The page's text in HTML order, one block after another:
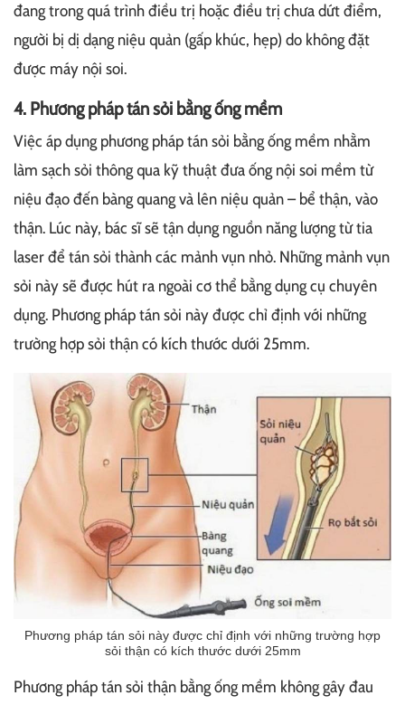
đang trong quá trình điều trị hoặc điều trị chưa dứt điểm,
người bị dị dạng niệu quản (gấp khúc, hẹp) do không đặt
được máy nội soi.
4. Phương pháp tán sỏi bằng ống mềm
Việc áp dụng phương pháp tán sỏi bằng ống mềm nhằm
làm sạch sỏi thông qua kỹ thuật đưa ống nội soi mềm từ
niệu đạo đến bàng quang và lên niệu quản – bể thận, vào
thận. Lúc này, bác sĩ sẽ tận dụng nguồn năng lượng từ tia
laser để tán sỏi thành các mảnh vụn nhỏ. Những mảnh vụn
sỏi này sẽ được hút ra ngoài cơ thể bằng dụng cụ chuyên
dụng. Phương pháp tán sỏi này được chỉ định với những
trường hợp sỏi thận có kích thước dưới 25mm.
Phương pháp tán sỏi này được chỉ định với những trường hợp
sỏi thận có kích thước dưới 25mm
Phương pháp tán sỏi thận bằng ống mềm không gây đau